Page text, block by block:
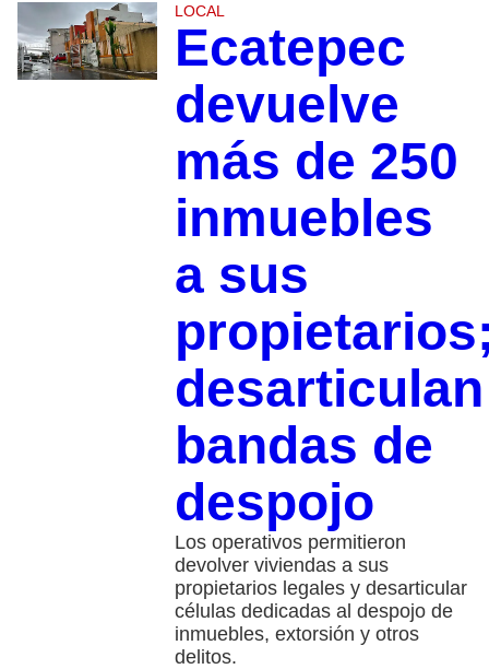
LOCAL
Ecatepec
devuelve
más de 250
inmuebles
a sus
desarticulan
bandas de
despojo
Los operativos permitieron
devolver viviendas a sus
propietarios legales y desarticular
células dedicadas al despojo de
inmuebles, extorsión y otros
delitos.